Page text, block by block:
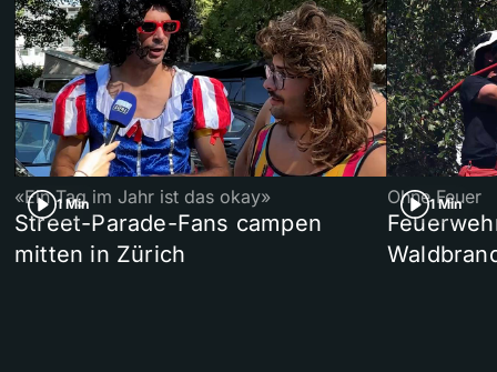
1 Min
«Ein Tag im Jahr ist das okay»
Street-Parade-Fans campen
mitten in Zürich
1 Min
Ohne Feuer